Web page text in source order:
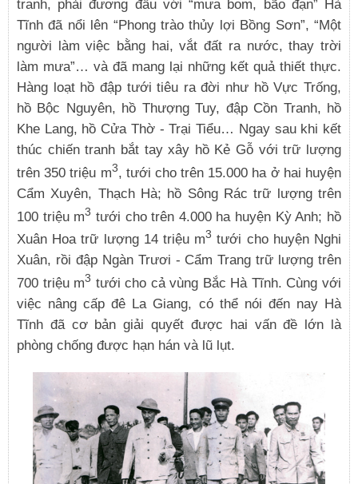
tranh, phải đương đầu với “mưa bom, bão đạn” Hà
Tĩnh đã nổi lên “Phong trào thủy lợi Bồng Sơn”, “Một
người làm việc bằng hai, vắt đất ra nước, thay trời
làm mưa”… và đã mang lại những kết quả thiết thực.
Hàng loạt hồ đập tưới tiêu ra đời như hồ Vực Trống,
hồ Bộc Nguyên, hồ Thượng Tuy, đập Cồn Tranh, hồ
Khe Lang, hồ Cửa Thờ - Trại Tiểu… Ngay sau khi kết
thúc chiến tranh bắt tay xây hồ Kẻ Gỗ với trữ lượng
trên 350 triệu m3, tưới cho trên 15.000 ha ở hai huyện
Cẩm Xuyên, Thạch Hà; hồ Sông Rác trữ lượng trên
100 triệu m3 tưới cho trên 4.000 ha huyện Kỳ Anh; hồ
Xuân Hoa trữ lượng 14 triệu m3 tưới cho huyện Nghi
Xuân, rồi đập Ngàn Trươi - Cẩm Trang trữ lượng trên
700 triệu m3 tưới cho cả vùng Bắc Hà Tĩnh. Cùng với
việc nâng cấp đê La Giang, có thể nói đến nay Hà
Tĩnh đã cơ bản giải quyết được hai vấn đề lớn là
phòng chống được hạn hán và lũ lụt.